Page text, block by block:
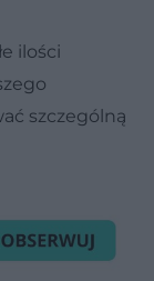
ilości
szczególną